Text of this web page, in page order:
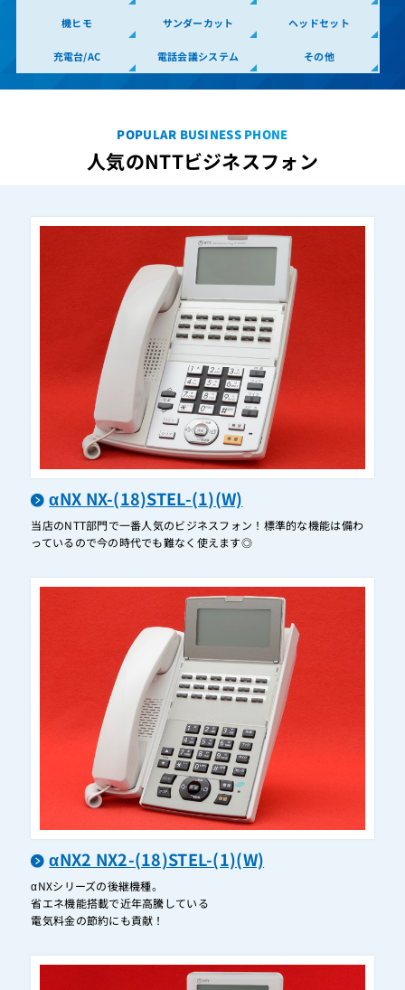
A1-(36)CCLIPTEL-(1)(K)
A1-(36)CCLIPTEL-(1)(W)
A1-(36)CCLSTEL-(1)(K)
A1-(36)IPTEL-(1)(K)
A1-(36)STEL-(2)(W)
A1-(5)CTIC-LICENSE-(1)
A1-(5)SPMLT-LICENSE-(1)
A1-(8)POLHUB-(1)
A1-10SU-(1)
A1-1ICOGW-(1)
A1-2ACOGW-(1)
A1-8SLU-(1)
A1-8VMGW-(1)
A1-DCL-IP(3)CS-(1)(S)
A1-DCL-PS-(1)(K)
A1-DCL-PS-(1)(W)
A1-DCL-S(3)CS-(1)(M)
A1-DCL-S(3)CS-(1)(S)
A1-DECL-PS-(1)(W)+A1-DECL-CS-(1)(W)（A1-DECL-PSSET-(1)(W)）
A1-DECL-PS-(1)(W)+A1-DECL-IPCS-(1)(W)（A1-DECL-IPPSSET-(1)
A1-GW主装置P卓上用品‐(1)
A1-GW主装置壁掛用品-(1)
A1-GW主装置床置用品‐(1)
機ヒモ サンダーカット ヘッドセット
充電台/AC 電話会議システム その他
POPULAR BUSINESS PHONE
人気のNTTビジネスフォン
αNX NX-(18)STEL-(1)(W)
当店のNTT部門で一番人気のビジネスフォン！標準的な機能は備わ
っているので今の時代でも難なく使えます◎
αNX2 NX2-(18)STEL-(1)(W)
αNXシリーズの後継機種。
省エネ機能搭載で近年高騰している
電気料金の節約にも貢献！